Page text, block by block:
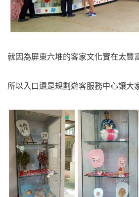
就因為屏東六堆的客家文化實在太豐
所以入口還是規劃遊客服務中心讓大